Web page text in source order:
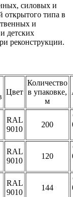
силовых и
открытого типа в
и
детских
реконструкции.
Цвет
Количество
в упаковке,
м
RAL
9010
200
RAL
9010
120
RAL
9010
144